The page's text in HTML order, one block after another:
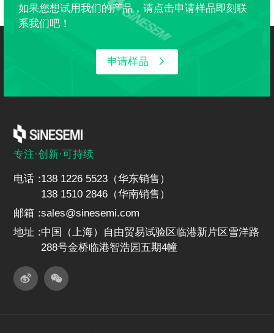
如果您想试用我们的产品，请点击申请样品即刻联
系我们吧！
申请样品
专注·创新·可持续
电话：138 1226 5523（华东销售）
138 1510 2846（华南销售）
邮箱：sales@sinesemi.com
地址：中国（上海）自由贸易试验区临港新片区雪洋路
288号金桥临港智浩园五期4幢